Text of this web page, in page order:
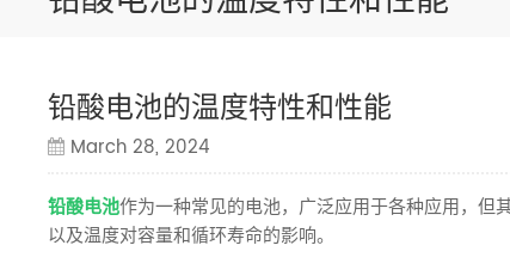
铅酸电池的温度特性和性能
March 28, 2024
铅酸电池作为一种常见的电池，广泛应用于各种应用，但
以及温度对容量和循环寿命的影响。